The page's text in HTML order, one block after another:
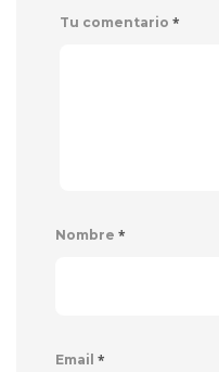
Tu comentario *
Nombre *
Email *